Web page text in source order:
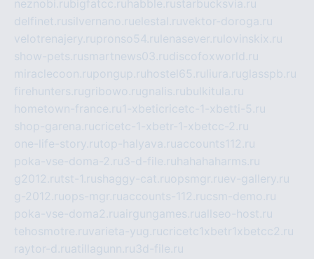
neznobi.rubigfatcc.ru habble.rustarbucksvia.ru
delfinet.rusilvernano.ruelestal.ruvektor-doroga.ru
velotrenajery.rupronso54.ru lenasever.ru lovinskix.ru
show-pets.rusmartnews03.rudiscofoxworld.ru
miraclecoon.rupongup.ru hostel65.ru liura.ruglasspb.ru
firehunters.rugribowo.rugnalis.rubulkitula.ru
hometown-france.ru1-xbeticricetc-1-xbetti-5.ru
shop-garena.rucricetc-1-xbetr-1-xbetcc-2.ru
one-life-story.rutop-halyava.ruaccounts112.ru
poka-vse-doma-2.ru3-d-file.ru hahahaharms.ru
g2012.rutst-1.rushaggy-cat.ruopsmgr.ruev-gallery.ru
g-2012.ruops-mgr.ruaccounts-112.rucsm-demo.ru
poka-vse-doma2.ruairgungames.ruallseo-host.ru
tehosmotre.ruvarieta-yug.rucricetc1xbetr1xbetcc2.ru
raytor-d.ruatillagunn.ru3d-file.ru